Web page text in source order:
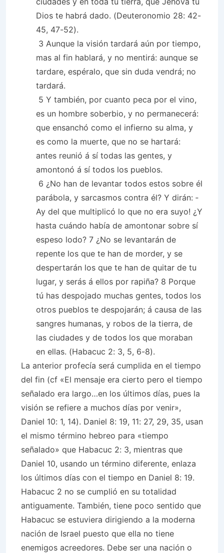
Dios te habrá dado. (Deuteronomio 28: 42-
45, 47-52).
3 Aunque la visión tardará aún por tiempo,
mas al fin hablará, y no mentirá: aunque se
tardare, espéralo, que sin duda vendrá; no
tardará.
5 Y también, por cuanto peca por el vino,
es un hombre soberbio, y no permanecerá:
que ensanchó como el infierno su alma, y
es como la muerte, que no se hartará:
antes reunió á sí todas las gentes, y
amontonó á sí todos los pueblos.
6 ¿No han de levantar todos estos sobre él
parábola, y sarcasmos contra él? Y dirán: ­
Ay del que multiplicó lo que no era suyo! ¿Y
hasta cuándo había de amontonar sobre sí
espeso lodo? 7 ¿No se levantarán de
repente los que te han de morder, y se
despertarán los que te han de quitar de tu
lugar, y serás á ellos por rapiña? 8 Porque
tú has despojado muchas gentes, todos los
otros pueblos te despojarán; á causa de las
sangres humanas, y robos de la tierra, de
las ciudades y de todos los que moraban
en ellas. (Habacuc 2: 3, 5, 6-8).
La anterior profecía será cumplida en el tiempo
del fin (cf «El mensaje era cierto pero el tiempo
señalado era largo…en los últimos días, pues la
visión se refiere a muchos días por venir»,
Daniel 10: 1, 14). Daniel 8: 19, 11: 27, 29, 35, usan
el mismo término hebreo para «tiempo
señalado» que Habacuc 2: 3, mientras que
Daniel 10, usando un término diferente, enlaza
los últimos días con el tiempo en Daniel 8: 19.
Habacuc 2 no se cumplió en su totalidad
antiguamente. También, tiene poco sentido que
Habacuc se estuviera dirigiendo a la moderna
nación de Israel puesto que ella no tiene
enemigos acreedores. Debe ser una nación o